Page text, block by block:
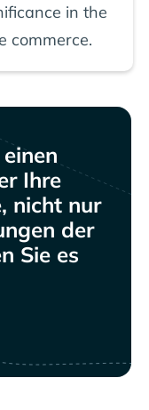
in the
commerce.
Ihre
nicht nur
der
Sie es